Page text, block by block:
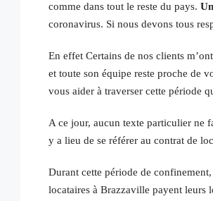
comme dans tout le reste du pays.
coronavirus. Si nous devons tous
En effet Certains de nos clients
et toute son équipe reste proche de
vous aider à traverser cette période
A ce jour, aucun texte particulier ne
y a lieu de se référer au contrat de
Durant cette période de confinement,
locataires à Brazzaville payent leurs